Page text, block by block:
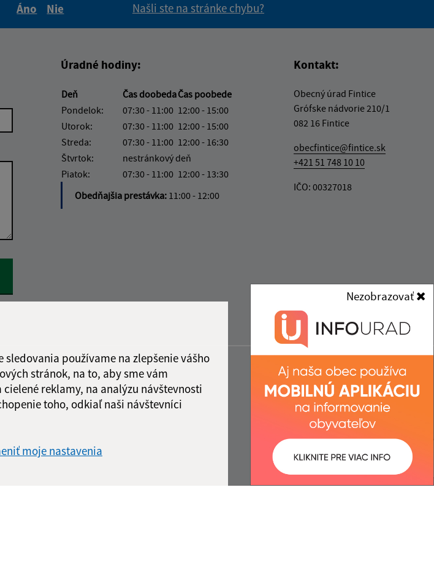
používame na zlepšenie vášho
stránok, na to, aby sme vám
reklamy, na analýzu návštevnosti
toho, odkiaľ naši návštevníci
moje nastavenia
Nezobrazovať
Áno
Nie
Našli ste na stránke chybu?
Úradné hodiny:
Deň Čas doobedaČas poobede
Pondelok:
07:30 - 11:00 12:00 - 15:00
Utorok:
07:30 - 11:00 12:00 - 15:00
Streda:
07:30 - 11:00 12:00 - 16:30
Štvrtok:
nestránkový deň
Piatok:
07:30 - 11:00 12:00 - 13:30
Obedňajšia prestávka: 11:00 - 12:00
Kontakt:
Obecný úrad Fintice
Grófske nádvorie 210/1
082 16 Fintice
obecfintice@fintice.sk
+421 51 748 10 10
IČO: 00327018